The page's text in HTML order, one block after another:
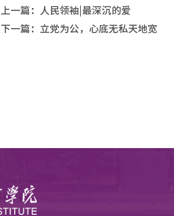
上一篇：
人民领袖|最深沉的爱
下一篇： 立党为公，心底无私天地宽